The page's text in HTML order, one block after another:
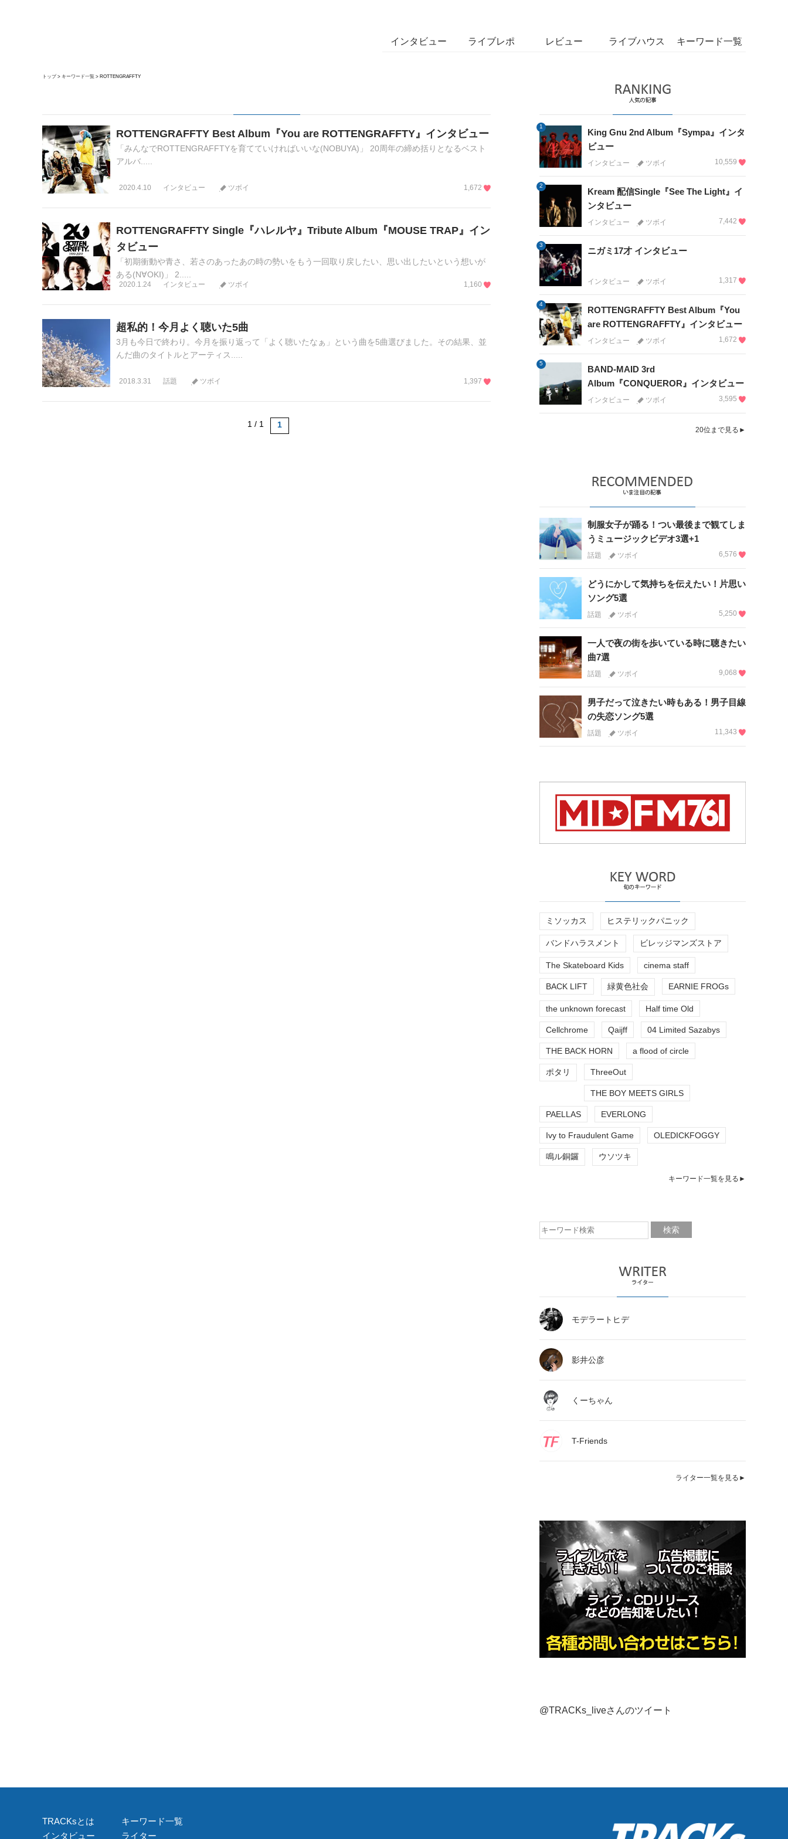
インタビュー ライブレポ レビュー ライブハウス キーワード一覧
トップ キーワード一覧 ROTTENGRAFFTY
ROTTENGRAFFTY Best Album『You are ROTTENGRAFFTY』インタビュー
「みんなでROTTENGRAFFTYを育てていければいいな(NOBUYA)」 20周年の締め括りとなるベスト
アルバ.....
2020.4.10 インタビュー ツボイ 1,672
ROTTENGRAFFTY Single『ハレルヤ』Tribute Album『MOUSE TRAP』イン
タビュー
「初期衝動や青さ、若さのあったあの時の勢いをもう一回取り戻したい、思い出したいという想いが
ある(N∀OKI)」 2.....
2020.1.24 インタビュー ツボイ 1,160
超私的！今月よく聴いた5曲
3月も今日で終わり。今月を振り返って「よく聴いたなぁ」という曲を5曲選びました。その結果、並
んだ曲のタイトルとアーティス.....
2018.3.31 話題 ツボイ 1,397
1 / 1 1
1
King Gnu 2nd Album『Sympa』インタ
ビュー
インタビュー ツボイ 10,559
2
Kream 配信Single『See The Light』イ
ンタビュー
インタビュー ツボイ 7,442
3
ニガミ17才 インタビュー
インタビュー ツボイ 1,317
4
ROTTENGRAFFTY Best Album『You
are ROTTENGRAFFTY』インタビュー
インタビュー ツボイ 1,672
5
BAND-MAID 3rd
Album『CONQUEROR』インタビュー
インタビュー ツボイ 3,595
20位まで見る►
制服女子が踊る！つい最後まで観てしま
うミュージックビデオ3選+1
話題 ツボイ 6,576
どうにかして気持ちを伝えたい！片思い
ソング5選
話題 ツボイ 5,250
一人で夜の街を歩いている時に聴きたい
曲7選
話題 ツボイ 9,068
男子だって泣きたい時もある！男子目線
の失恋ソング5選
話題 ツボイ 11,343
ミソッカス ヒステリックパニック
バンドハラスメント ビレッジマンズストア
The Skateboard Kids cinema staff
BACK LIFT 緑黄色社会 EARNIE FROGs
the unknown forecast Half time Old
Cellchrome Qaijff 04 Limited Sazabys
THE BACK HORN a flood of circle
ポタリ ThreeOut
THE BOY MEETS GIRLS
PAELLAS EVERLONG
Ivy to Fraudulent Game OLEDICKFOGGY
鳴ル銅鑼 ウソツキ
キーワード一覧を見る►
モデラートヒデ
影井公彦
くーちゃん
T-Friends
ライター一覧を見る►
@TRACKs_liveさんのツイート
TRACKsとは
インタビュー
キーワード一覧
ライター